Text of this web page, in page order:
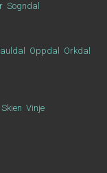
Sogndal
Oppdal
Orkdal
Skien Vinje